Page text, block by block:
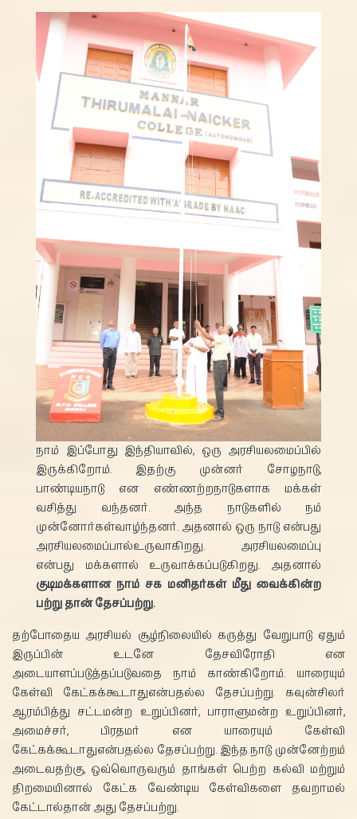
நாம் இப்போது இந்தியாவில், ஒரு அரசியலமைப்பில்
இருக்கிறோம். இதற்கு முன்னர் சோழநாடு,
பாண்டியநாடு என எண்ணற்றநாடுகளாக மக்கள்
வசித்து வந்தனர். அந்த நாடுகளில் நம்
முன்னோர்கள்வாழ்ந்தனர். அதனால் ஒரு நாடு என்பது
அரசியலமைப்பால்உருவாகிறது. அரசியலமைப்பு
என்பது மக்களால் உருவாக்கப்படுகிறது. அதனால்
குடிமக்களான நாம் சக மனிதர்கள் மீது வைக்கின்ற
பற்று தான் தேசப்பற்று.
தற்போதைய அரசியல் சூழ்நிலையில் கருத்து வேறுபாடு ஏதும்
இருப்பின் உடனே தேசவிரோதி என
அடையாளப்படுத்தப்படுவதை நாம் காண்கிறோம். யாரையும்
கேள்வி கேட்கக்கூடாதுஎன்பதல்ல தேசப்பற்று. கவுன்சிலர்
ஆரம்பித்து சட்டமன்ற உறுப்பினர், பாராளுமன்ற உறுப்பினர்,
அமைச்சர், பிரதமர் என யாரையும் கேள்வி
கேட்கக்கூடாதுஎன்பதல்ல தேசப்பற்று. இந்த நாடு முன்னேற்றம்
அடைவதற்கு, ஒவ்வொருவரும் தாங்கள் பெற்ற கல்வி மற்றும்
திறமையினால் கேட்க வேண்டிய கேள்விகளை தவறாமல்
கேட்டால்தான் அது தேசப்பற்று.